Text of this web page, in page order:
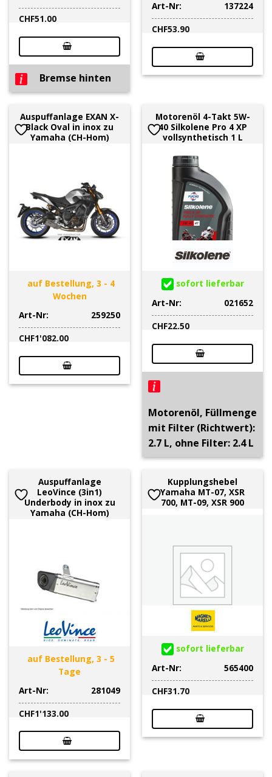
CHF51.00
Bremse hinten
Art-Nr:
137224
CHF53.90
Auspuffanlage EXAN X-
Black Oval in inox zu
Yamaha (CH-Hom)
auf Bestellung, 3 - 4
Wochen
Art-Nr:
259250
CHF1'082.00
Motorenöl 4-Takt 5W-
40 Silkolene Pro 4 XP
vollsynthetisch 1 L
sofort lieferbar
Art-Nr:
021652
CHF22.50
Motorenöl, Füllmenge
mit Filter (Richtwert):
2.7 L, ohne Filter: 2.4 L
Auspuffanlage
LeoVince (3in1)
Underbody in inox zu
Yamaha (CH-Hom)
auf Bestellung, 3 - 5
Tage
Art-Nr:
281049
CHF1'133.00
Kupplungshebel
Yamaha MT-07, XSR
700, MT-09, XSR 900
sofort lieferbar
Art-Nr:
565400
CHF31.70